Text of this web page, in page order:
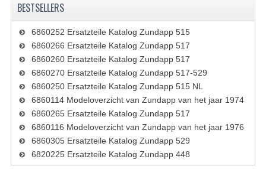
GABEL VORNE TEILE
VORDERGABEL GANZ
VORDERGABEL 517
VORDERRADGABEL 529
VORDERRADGABEL 530 SCHEIBEBREMSE
MOTORTEILE
BESTSELLERS
6860252 Ersatzteile Katalog Zundapp 515
6860266 Ersatzteile Katalog Zundapp 517
6860260 Ersatzteile Katalog Zundapp 517
6860270 Ersatzteile Katalog Zundapp 517-529
6860250 Ersatzteile Katalog Zundapp 515 NL
6860114 Modeloverzicht van Zundapp van het jaar 1974
6860265 Ersatzteile Katalog Zundapp 517
6860116 Modeloverzicht van Zundapp van het jaar 1976
6860305 Ersatzteile Katalog Zundapp 529
6820225 Ersatzteile Katalog Zundapp 448